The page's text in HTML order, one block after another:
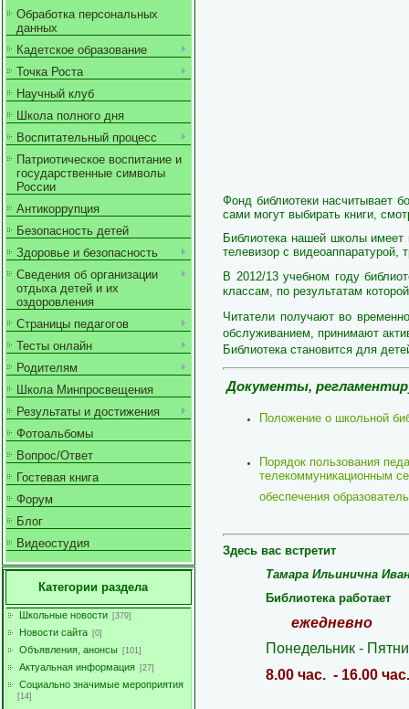
Обработка персональных
данных
Кадетское образование
Точка Роста
Научный клуб
Школа полного дня
Воспитательный процесс
Патриотическое воспитание и
государственные символы
России
Антикоррупция
Безопасность детей
Здоровье и безопасность
Сведения об организации
отдыха детей и их
оздоровления
Страницы педагогов
Тесты онлайн
Родителям
Школа Минпросвещения
Результаты и достижения
Фотоальбомы
Вопрос/Ответ
Гостевая книга
Форум
Блог
Видеостудия
Категории раздела
Школьные новости [379]
Новости сайта [0]
Объявления, анонсы [101]
Актуальная информация [27]
Социально значимые мероприятия
[14]
Фонд библиотеки насчитывает
сами могут выбирать книги,
Библиотека нашей школы имеет
телевизор с
В 2012/13 учебном году
классам, по результатам
Читатели получают во
обслуживанием, принимают
Библиотека становится для
Документы,
Положение о школьной
Порядок пользования
телекоммуникационным
обеспечения
Здесь вас встретит
Тамара Ильинична
Библиотека работает
ежедневно
Понедельник -
8.00 час. - 16.00